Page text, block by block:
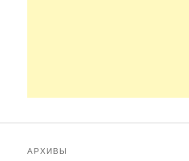
АРХИВЫ